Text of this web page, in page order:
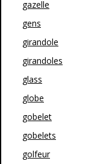
gazelle
gens
girandole
girandoles
glass
globe
gobelet
gobelets
golfeur